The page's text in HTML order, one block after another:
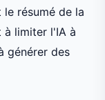
résumé de la
à limiter l'IA à
générer des